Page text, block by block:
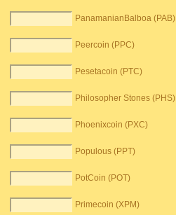
PanamanianBalboa (PAB)
Peercoin (PPC)
Pesetacoin (PTC)
Philosopher Stones (PHS)
Phoenixcoin (PXC)
Populous (PPT)
PotCoin (POT)
Primecoin (XPM)